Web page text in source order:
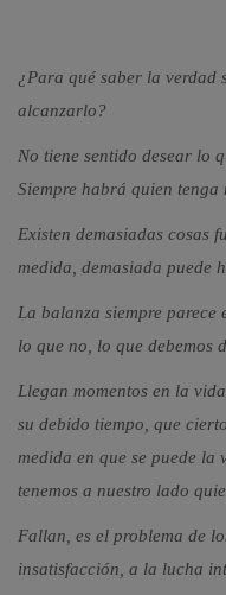
¿Para qué saber la verdad
alcanzarlo?
No tiene sentido desear lo
Siempre habrá quien tenga
Existen demasiadas cosas
medida, demasiada puede
La balanza siempre
lo que no, lo que debemos
Llegan momentos en la
su debido tiempo, que
medida en que se puede la
tenemos a nuestro lado
Fallan, es el problema de
insatisfacción, a la lucha